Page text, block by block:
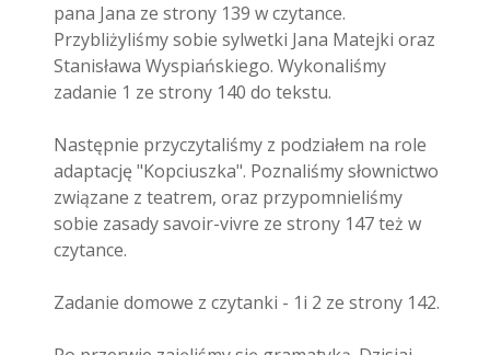
pana Jana ze strony 139 w czytance.
Przybliżyliśmy sobie sylwetki Jana Matejki oraz
Stanisława Wyspiańskiego. Wykonaliśmy
zadanie 1 ze strony 140 do tekstu.
Następnie przyczytaliśmy z podziałem na role
adaptację "Kopciuszka". Poznaliśmy słownictwo
związane z teatrem, oraz przypomnieliśmy
sobie zasady savoir-vivre ze strony 147 też w
czytance.
Zadanie domowe z czytanki - 1i 2 ze strony 142.